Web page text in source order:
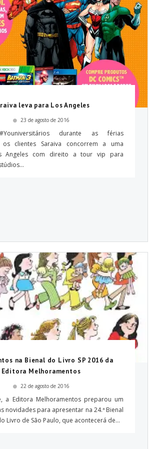
leva para Los Angeles
23 de agosto de 2016
durante as férias
os clientes Saraiva concorrem a uma
Angeles com direito a tour vip para
na Bienal do Livro SP 2016 da
Editora Melhoramentos
22 de agosto de 2016
a Editora Melhoramentos preparou um
novidades para apresentar na 24.ª Bienal
Livro de São Paulo, que acontecerá de...